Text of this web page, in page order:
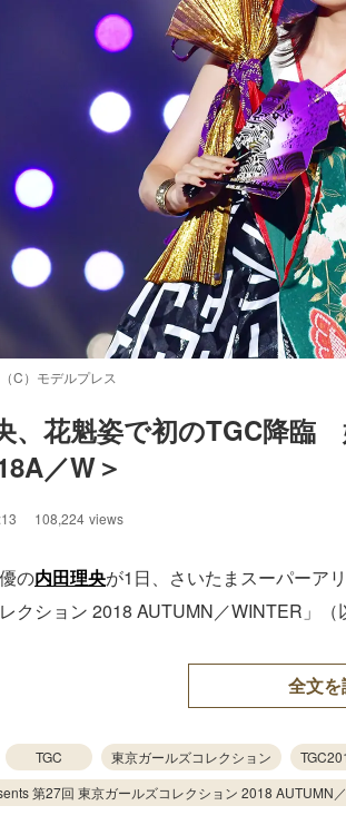
C）モデルプレス
、花魁姿で初のTGC降臨
／W＞
108,224 views
の内田理央が1日、さいたまスーパーア
クション 2018 AUTUMN／WINTER」（
全文
TGC 東京ガールズコレクション
第27回 東京ガールズコレクション 2018 AUTUMN